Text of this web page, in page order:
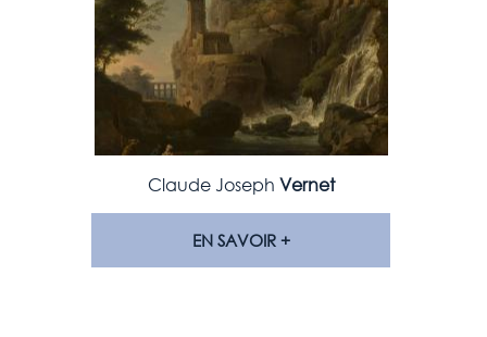
Claude Joseph Vernet
EN SAVOIR +